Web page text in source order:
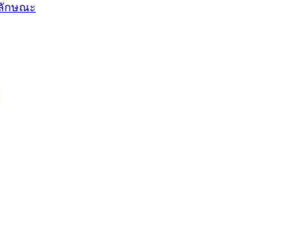
กษณะ